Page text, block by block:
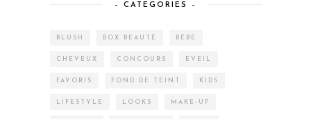
– CATEGORIES –
BLUSH BOX BEAUTÉ BÉBÉ
CHEVEUX CONCOURS EVEIL
FAVORIS FOND DE TEINT KIDS
LIFESTYLE LOOKS MAKE-UP